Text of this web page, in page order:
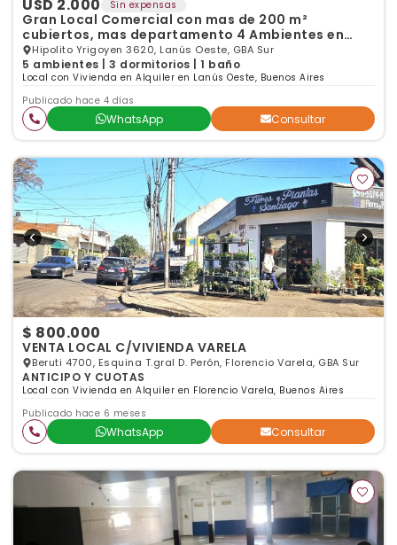
USD 2.000 Sin expensas
Gran Local Comercial con mas de 200 m²
cubiertos, mas departamento 4 Ambientes en
Planta Alta.
Hipolito Yrigoyen 3620, Lanús Oeste, GBA Sur
5 ambientes | 3 dormitorios | 1 baño
Local con Vivienda en Alquiler en Lanús Oeste, Buenos Aires
Publicado hace 4 días
WhatsApp Consultar
$ 800.000
VENTA LOCAL C/VIVIENDA VARELA
Beruti 4700, Esquina T.gral D. Perón, Florencio Varela, GBA Sur
ANTICIPO Y CUOTAS
Local con Vivienda en Alquiler en Florencio Varela, Buenos Aires
Publicado hace 6 meses
WhatsApp Consultar